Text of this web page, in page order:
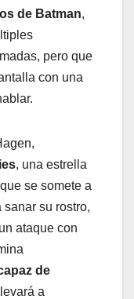
de Batman,
pero que
con una
, una estrella
se somete a
su rostro,
ataque con
de
a